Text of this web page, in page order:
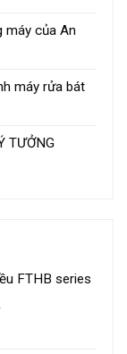
máy của An
máy rửa bát
TƯỞNG
FTHB series